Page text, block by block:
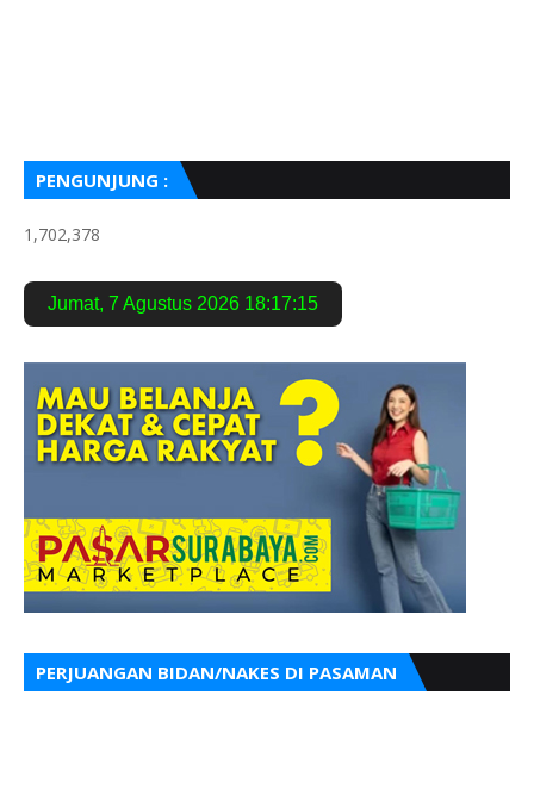
PENGUNJUNG :
1,702,378
Jumat, 7 Agustus 2026 18:17:16
PERJUANGAN BIDAN/NAKES DI PASAMAN